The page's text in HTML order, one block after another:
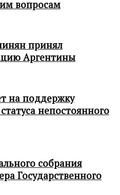
вопросам
принял
Аргентины
на поддержку
непостоянного
собрания
Государственного